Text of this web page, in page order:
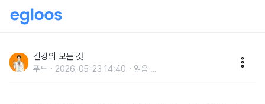
녀노소 사랑하는 음식
건강의 모든 것
푸드 2026-05-23 14:40 읽음 ...